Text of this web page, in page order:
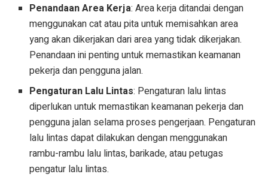
Penandaan Area Kerja: Area kerja ditandai dengan
menggunakan cat atau pita untuk memisahkan area
yang akan dikerjakan dari area yang tidak dikerjakan.
Penandaan ini penting untuk memastikan keamanan
pekerja dan pengguna jalan.
Pengaturan Lalu Lintas: Pengaturan lalu lintas
diperlukan untuk memastikan keamanan pekerja dan
pengguna jalan selama proses pengerjaan. Pengaturan
lalu lintas dapat dilakukan dengan menggunakan
rambu-rambu lalu lintas, barikade, atau petugas
pengatur lalu lintas.